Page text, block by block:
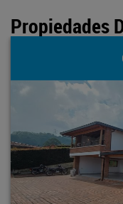
Propiedades